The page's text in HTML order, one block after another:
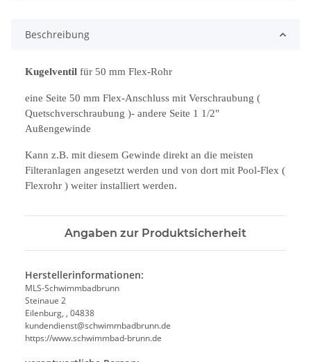
Beschreibung
Kugelventil für 50 mm Flex-Rohr
eine Seite 50 mm Flex-Anschluss mit Verschraubung (
Quetschverschraubung )- andere Seite 1 1/2"
Außengewinde
Kann z.B. mit diesem Gewinde direkt an die meisten
Filteranlagen angesetzt werden und von dort mit Pool-Flex (
Flexrohr ) weiter installiert werden.
Angaben zur Produktsicherheit
Herstellerinformationen:
MLS-Schwimmbadbrunn
Steinaue 2
Eilenburg, , 04838
kundendienst@schwimmbadbrunn.de
https://www.schwimmbad-brunn.de